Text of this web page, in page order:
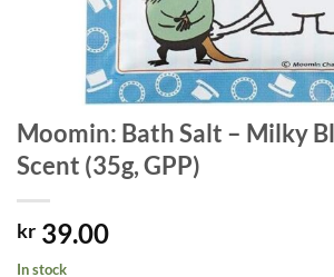
Moomin: Bath Salt – Milky
Scent (35g, GPP)
kr 39.00
In stock